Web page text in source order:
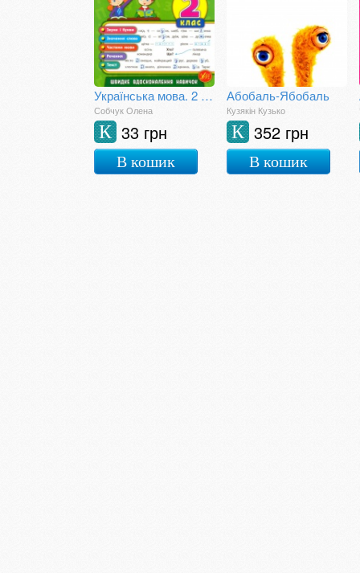
Українська мова. 2 клас. Зошит практичних занять
Собчук Олена
33 грн
К
В кошик
Абобаль-Ябобаль
Кузякін Кузько
352 грн
К
В кошик